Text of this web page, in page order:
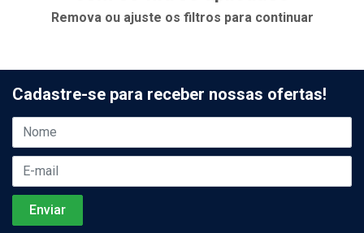
Remova ou ajuste os filtros para continuar
Cadastre-se para receber nossas ofertas!